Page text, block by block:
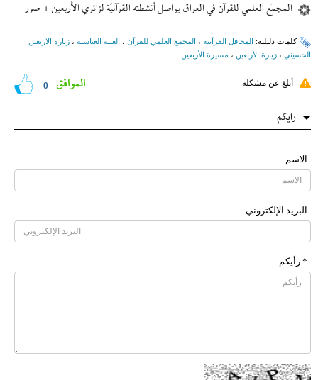
المجمَع العلمي للقرآن في العراق يواصل أنشطته القرآنيّة لزائري الأربعين + صور
کلمات دلیلیة: المحافل القرآنیة ، المجمع العلمي للقرآن ، العتبة العباسیة ، زيارة الاربعين
الحسيني ، زيارة الأربعين ، مسيرة الأربعين
أبلغ عن مشكلة 0 الموافق
رایکم
الاسم
البرید الإلکتروني
* رأیکم